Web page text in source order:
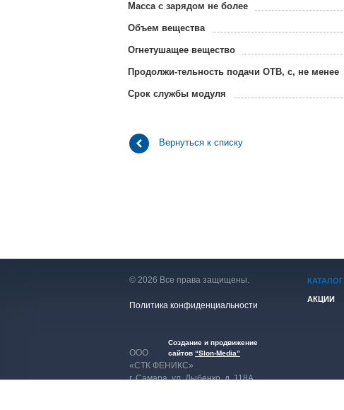
Масса с зарядом не более
Объем вещества
Огнетушащее вещество
Продолжи-тельность подачи ОТВ, с, не менее
Срок службы модуля
Вернуться к списку
© 2026 Все права защищены.
Политика конфиденциальности
Создание и продвижение
сайтов “Slon-Media”
ООО
«СТК ФЕНИКС»
г. Самара,ул. Дыбенко, д. 118А
КАТАЛОГ
АКЦИИ